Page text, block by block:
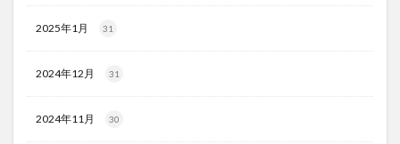
2025年1月 31
2024年12月 31
2024年11月 30